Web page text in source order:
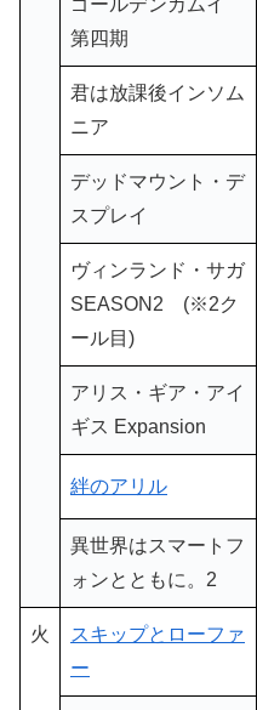
ゴールデンカムイ
第四期
君は放課後インソム
ニア
デッドマウント・デ
スプレイ
ヴィンランド・サガ
SEASON2 (※2ク
ール目)
アリス・ギア・アイ
ギス Expansion
絆のアリル
異世界はスマートフ
ォンとともに。2
火
スキップとローファ
ー